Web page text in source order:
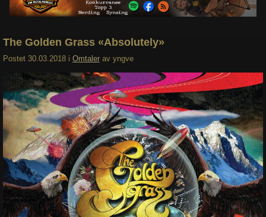
Søk
The Golden Grass «Absolutely»
Postet 30.03.2018 i Omtaler av yngve